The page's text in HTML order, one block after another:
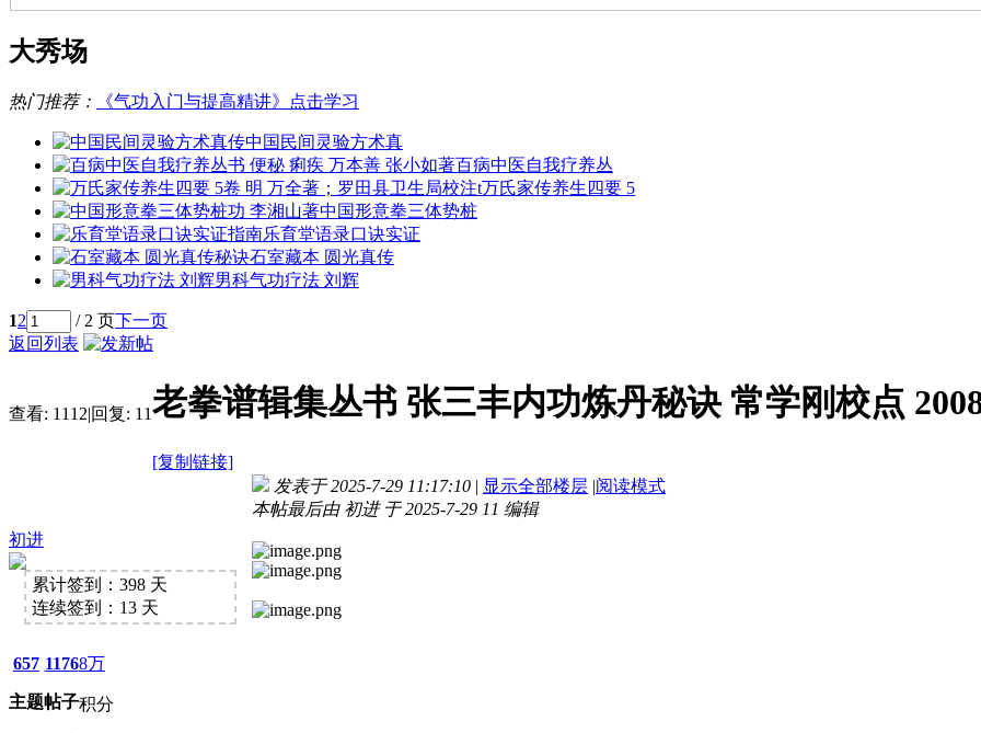
大秀场
热门推荐： 《气功入门与提高精讲》点击学习
中国民间灵验方术真
百病中医自我疗养丛
万氏家传养生四要 5
中国形意拳三体势桩
乐育堂语录口诀实证
石室藏本 圆光真传
男科气功疗法 刘辉
12 / 2 页下一页
返回列表
查看: 1112|回复: 11老拳谱辑集丛书 张三丰内功炼丹秘诀 常学刚校点
[复制链接]
初进
累计签到：398 天
连续签到：13 天
657
主题
1176
帖子
8万
积分
发表于 2025-7-29 11:17:10 | 显示全部楼层 |阅读模式
本帖最后由 初进 于 2025-7-29 11 编辑